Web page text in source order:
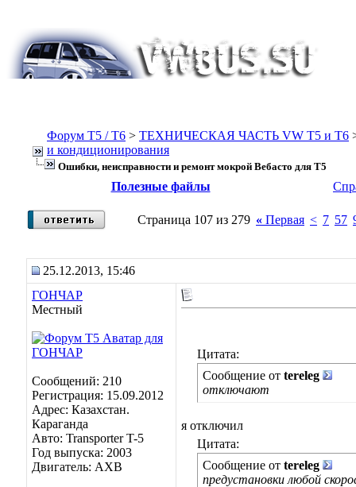
Форум Т5 / T6 > ТЕХНИЧЕСКАЯ ЧАСТЬ VW T5 и T6
и кондиционирования
Ошибки, неисправности и ремонт мокрой Вебасто для Т5
Полезные файлы
Страница 107 из 279 « Первая < 7 57
25.12.2013, 15:46
ГОНЧАР
Местный
Сообщений: 210
Регистрация: 15.09.2012
Адрес: Казахстан.
Караганда
Авто: Transporter T-5
Год выпуска: 2003
Двигатель: AXB
Цитата:
Сообщение от tereleg
отключают
я отключил
Цитата:
Сообщение от tereleg
предустановки любой